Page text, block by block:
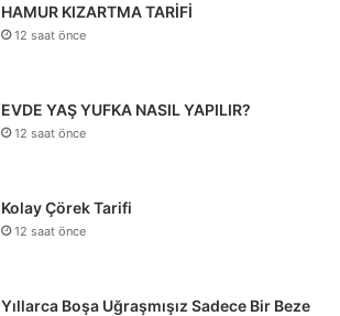
HAMUR KIZARTMA TARİFİ
12 saat önce
EVDE YAŞ YUFKA NASIL YAPILIR?
12 saat önce
Kolay Çörek Tarifi
12 saat önce
Yıllarca Boşa Uğraşmışız Sadece Bir Beze